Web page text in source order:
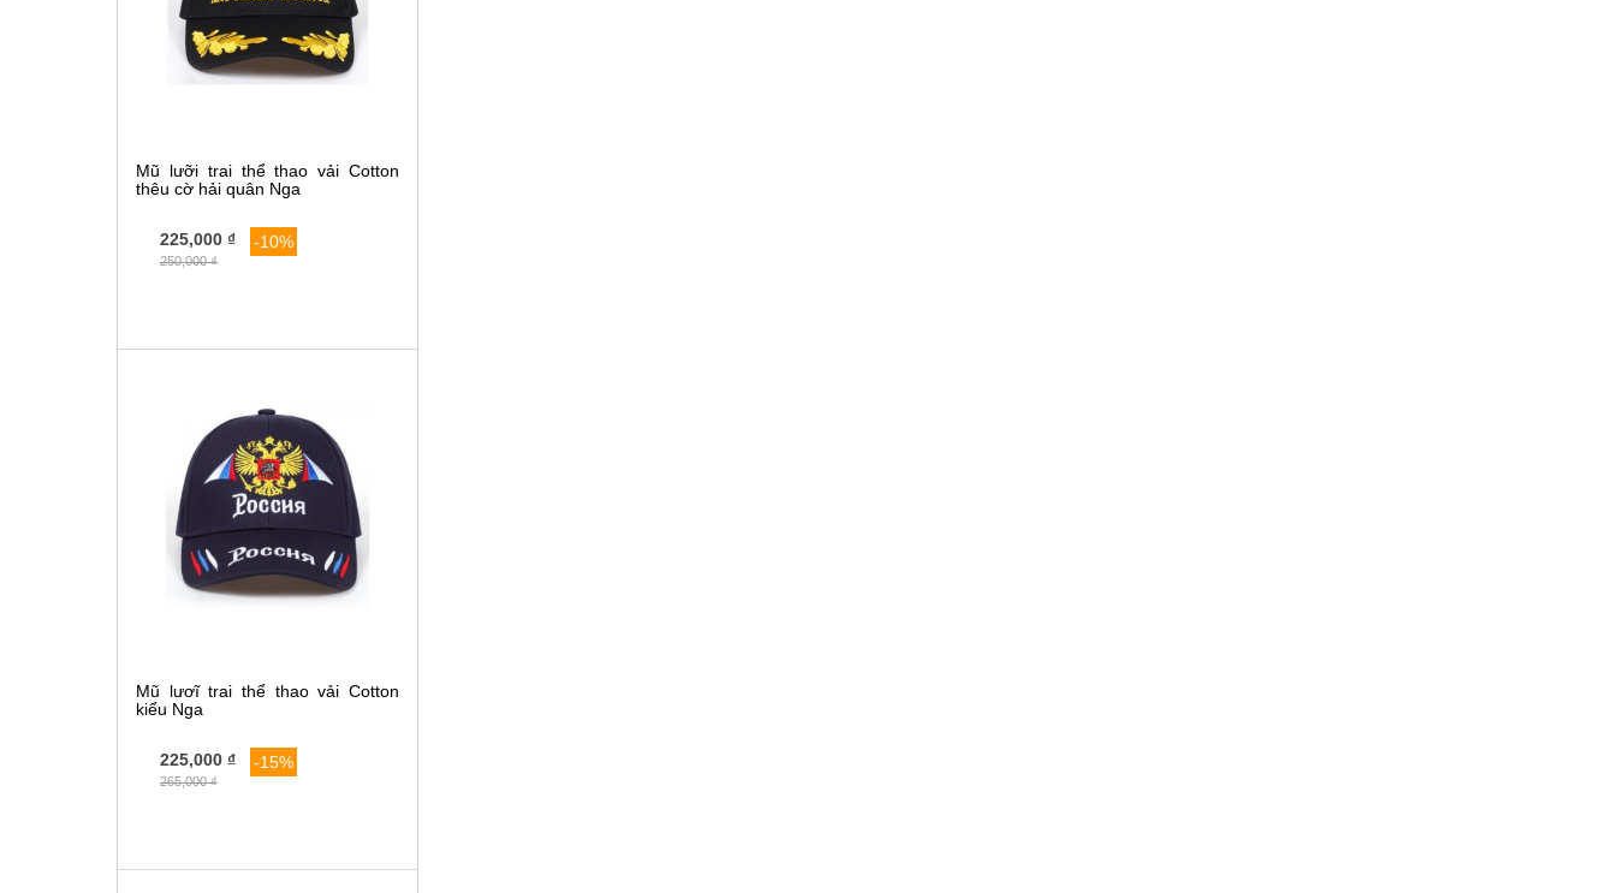
Mũ lưỡi trai thể thao vải Cotton
thêu cờ hải quân Nga
225,000 ₫
250,000 ₫
-10%
Mũ lươĩ trai thể thao vải Cotton
kiểu Nga
225,000 ₫
265,000 ₫
-15%